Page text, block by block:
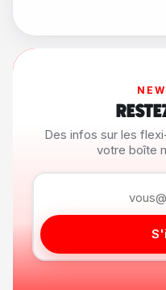
Des infos sur les
votre boîte